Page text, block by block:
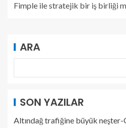
Fimple ile stratejik bir iş birliği
ARA
SON YAZILAR
Altındağ trafiğine büyük neşter-